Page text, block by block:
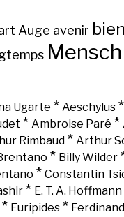
Auge avenir bien
Mensch
Ugarte * Aeschylus*
* Ambroise Paré *
Rimbaud * Arthur
* Billy Wilder
* Constantin
* E. T. A. Hoffmann
* Euripides *